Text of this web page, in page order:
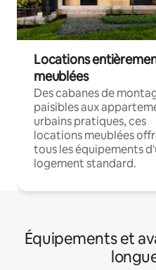
Locations
meublées
Des cabanes de
paisibles aux
urbains pratiques, ces
locations meublées
tous les équipements
logement standard.
Équipements et